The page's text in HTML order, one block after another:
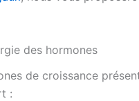
des hormones
de croissance
: